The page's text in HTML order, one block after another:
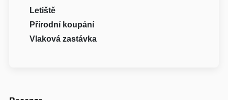
Letiště
Přírodní koupání
Vlaková zastávka